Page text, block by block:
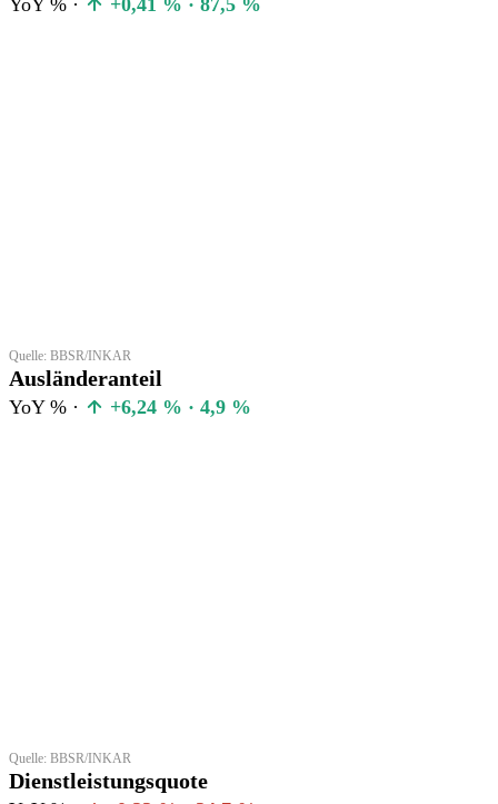
Quelle: BBSR/INKAR
Ausländeranteil
YoY % · +6,24 % · 4,9 %
Quelle: BBSR/INKAR
Dienstleistungsquote